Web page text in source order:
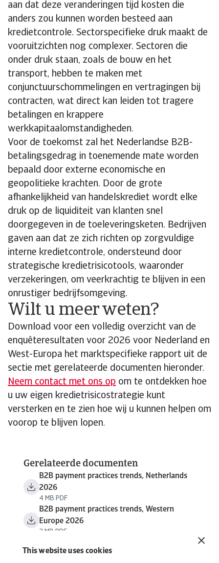
This website uses cookies
aan dat deze veranderingen tijd kosten die
anders zou kunnen worden besteed aan
kredietcontrole. Sectorspecifieke druk maakt de
vooruitzichten nog complexer. Sectoren die
onder druk staan, zoals de bouw en het
transport, hebben te maken met
conjunctuurschommelingen en vertragingen bij
contracten, wat direct kan leiden tot tragere
betalingen en krappere
werkkapitaalomstandigheden.
Voor de toekomst zal het Nederlandse B2B-
betalingsgedrag in toenemende mate worden
bepaald door externe economische en
geopolitieke krachten. Door de grote
afhankelijkheid van handelskrediet wordt elke
druk op de liquiditeit van klanten snel
doorgegeven in de toeleveringsketen. Bedrijven
gaven aan dat ze zich richten op zorgvuldige
interne kredietcontrole, ondersteund door
strategische kredietrisicotools, waaronder
verzekeringen, om veerkrachtig te blijven in een
onrustiger bedrijfsomgeving.
Wilt u meer weten?
Download voor een volledig overzicht van de
enquêteresultaten voor 2026 voor Nederland en
West-Europa het marktspecifieke rapport uit de
sectie met gerelateerde documenten hieronder.
Neem contact met ons op om te ontdekken hoe
u uw eigen kredietrisicostrategie kunt
versterken en te zien hoe wij u kunnen helpen om
voorop te blijven lopen.
Gerelateerde documenten
B2B payment practices trends, Netherlands
2026
4 MB PDF
B2B payment practices trends, Western
Europe 2026
3 MB PDF